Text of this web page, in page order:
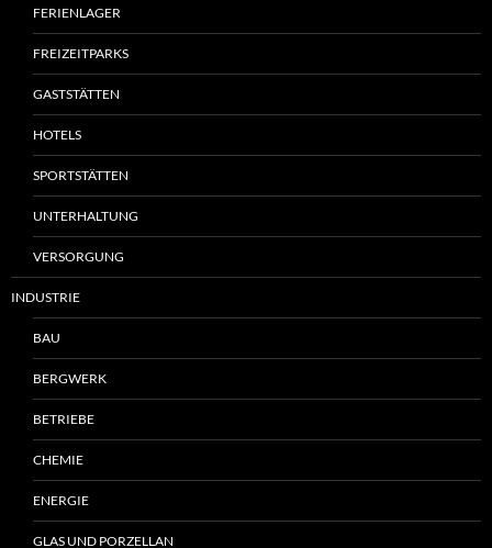
FERIENLAGER
FREIZEITPARKS
GASTSTÄTTEN
HOTELS
SPORTSTÄTTEN
UNTERHALTUNG
VERSORGUNG
INDUSTRIE
BAU
BERGWERK
BETRIEBE
CHEMIE
ENERGIE
GLAS UND PORZELLAN